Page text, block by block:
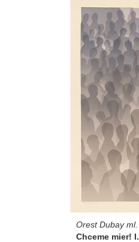
Orest Dubay ml.
Chceme mier! I.